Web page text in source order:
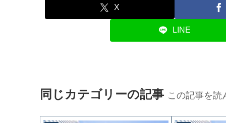
X
LINE
同じカテゴリーの記事 この記事を